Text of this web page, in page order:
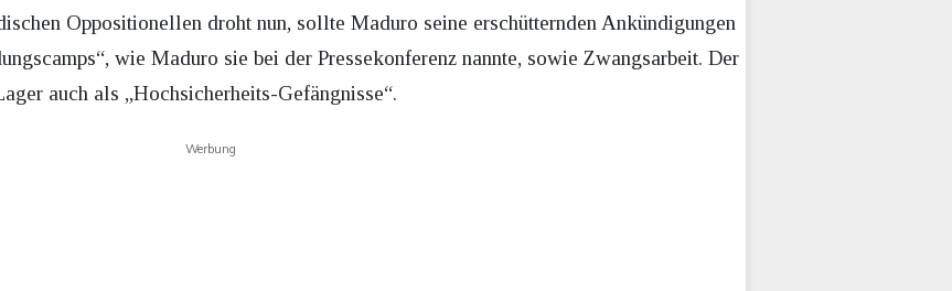
Oppositionellen droht nun, sollte Maduro seine erschütternden Ankündigungen
wie Maduro sie bei der Pressekonferenz nannte, sowie Zwangsarbeit. Der
auch als „Hochsicherheits-Gefängnisse“.
Werbung